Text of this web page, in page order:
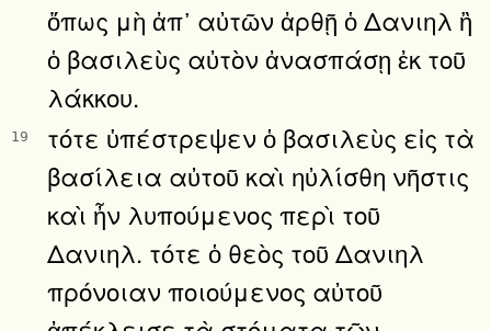
ὅπως μὴ ἀπ᾿ αὐτῶν ἀρθῇ ὁ Δανιηλ ἢ
ὁ βασιλεὺς αὐτὸν ἀνασπάσῃ ἐκ τοῦ
λάκκου.
19
τότε ὑπέστρεψεν ὁ βασιλεὺς εἰς τὰ
βασίλεια αὐτοῦ καὶ ηὐλίσθη νῆστις
καὶ ἦν λυπούμενος περὶ τοῦ
Δανιηλ. τότε ὁ θεὸς τοῦ Δανιηλ
πρόνοιαν ποιούμενος αὐτοῦ